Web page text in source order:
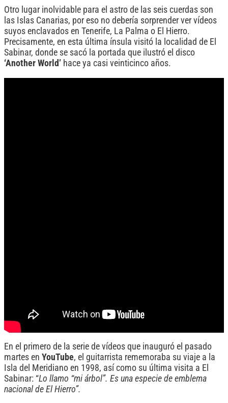
Otro lugar inolvidable para el astro de las seis cuerdas son
las Islas Canarias, por eso no debería sorprender ver vídeos
suyos enclavados en Tenerife, La Palma o El Hierro.
Precisamente, en esta última ínsula visitó la localidad de El
Sabinar, donde se sacó la portada que ilustró el disco
‘Another World’ hace ya casi veinticinco años.
En el primero de la serie de vídeos que inauguró el pasado
martes en YouTube, el guitarrista rememoraba su viaje a la
Isla del Meridiano en 1998, así como su última visita a El
Sabinar: “Lo llamo “mi árbol”. Es una especie de emblema
nacional de El Hierro”.